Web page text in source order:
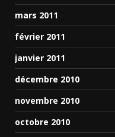
mars 2011
février 2011
janvier 2011
décembre 2010
novembre 2010
octobre 2010